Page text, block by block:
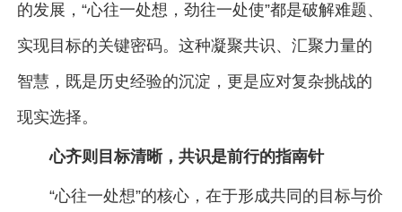
的发展，“心往一处想，劲往一处使”都是破解难题、
实现目标的关键密码。这种凝聚共识、汇聚力量的
智慧，既是历史经验的沉淀，更是应对复杂挑战的
现实选择。
心齐则目标清晰，共识是前行的指南针
“心往一处想”的核心，在于形成共同的目标与价